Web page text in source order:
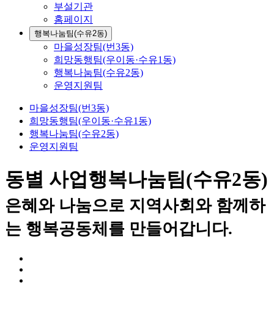
부설기관
홈페이지
행복나눔팀(수유2동)
마을성장팀(번3동)
희망동행팀(우이동·수유1동)
행복나눔팀(수유2동)
운영지원팀
마을성장팀(번3동)
희망동행팀(우이동·수유1동)
행복나눔팀(수유2동)
운영지원팀
동별 사업행복나눔팀(수유2동)
은혜와 나눔으로 지역사회와 함께하
는 행복공동체를 만들어갑니다.